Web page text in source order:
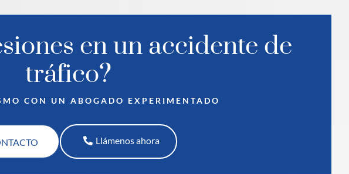
en un accidente de
tráfico?
CON UN ABOGADO EXPERIMENTADO
Llámenos ahora